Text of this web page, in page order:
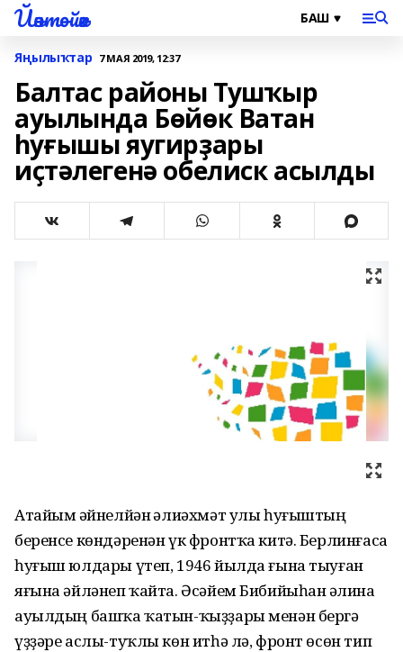
Йәнтөйәк
Яңылыҡтар 7 МАЯ 2019, 12:37
Балтас районы Тушҡыр
ауылында Бөйөк Ватан
һуғышы яугирҙары
иҫтәлегенә обелиск асылды
Атайым Ғәйнелйән Ғәлиәхмәт улы һуғыштың
беренсе көндәренән үк фронтҡа китә. Берлинғаса
һуғыш юлдары үтеп, 1946 йылда ғына тыуған
яғына әйләнеп ҡайта. Әсәйем Бибийыһан Ғәлина
ауылдың башҡа ҡатын-ҡыҙҙары менән бергә
үҙҙәре аслы-туҡлы көн итһә лә, фронт өсөн тип